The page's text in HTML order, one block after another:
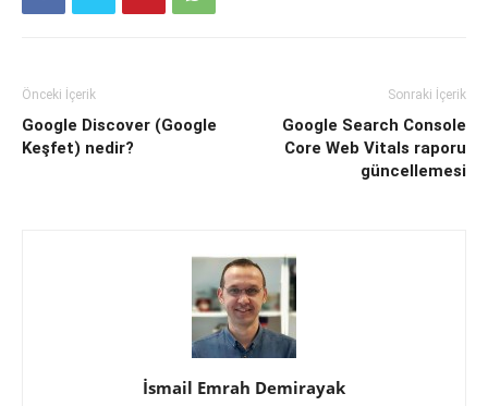
Önceki İçerik
Google Discover (Google
Keşfet) nedir?
Sonraki İçerik
Google Search Console
Core Web Vitals raporu
güncellemesi
İsmail Emrah Demirayak